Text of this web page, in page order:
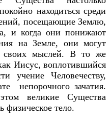
находиться среди
посещающие Землю,
и когда они понижают
на Земле, они могут
своих мыслей. В то же
Иисус, воплотившийся
учение Человечеству,
непорочного зачатия.
великие Существа
физическое тело.